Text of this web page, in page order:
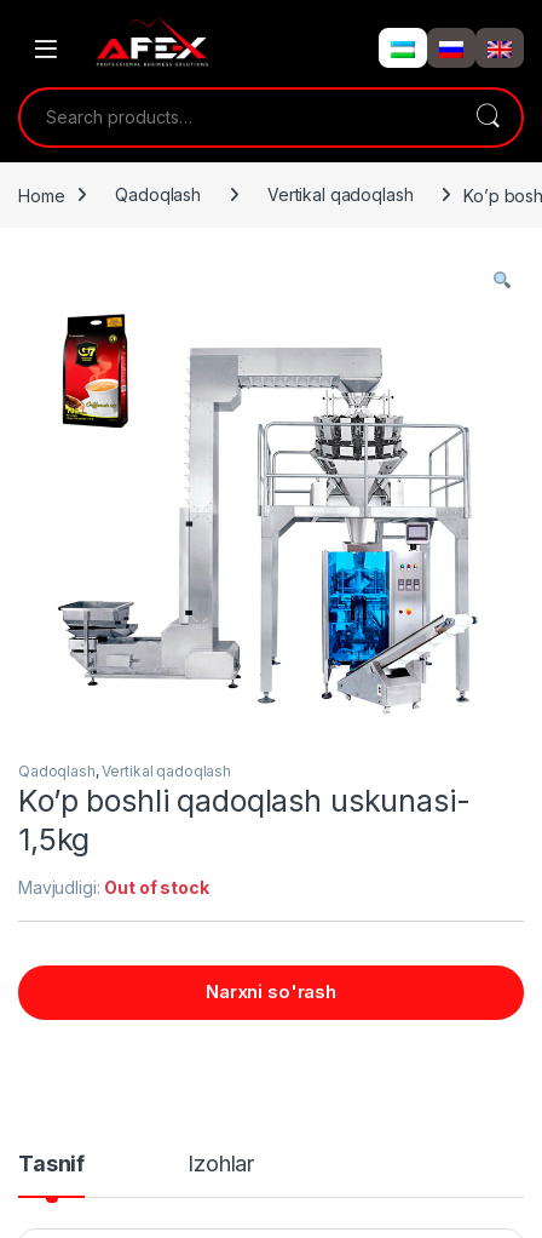
Search for:
Home Qadoqlash Vertikal qadoqlash Ko’p
Qadoqlash,Vertikal qadoqlash
Ko’p boshli qadoqlash uskunasi-
1,5kg
Mavjudligi: Out of stock
Narxni so'rash
Tasnif Izohlar